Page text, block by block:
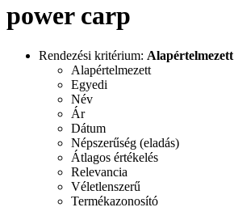
power carp
Rendezési kritérium: Alapértelmezett
Alapértelmezett
Egyedi
Név
Ár
Dátum
Népszerűség (eladás)
Átlagos értékelés
Relevancia
Véletlenszerű
Termékazonosító